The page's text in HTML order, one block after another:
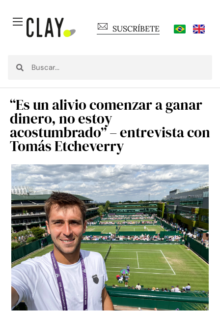
SUSCRÍBETE
“Es un alivio comenzar a ganar
dinero, no estoy
acostumbrado” – entrevista con
Tomás Etcheverry